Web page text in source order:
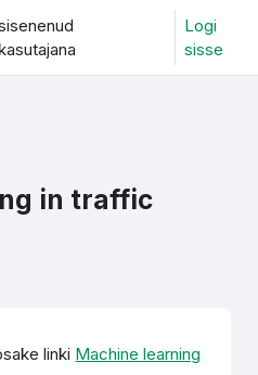
Logi
sisse
in traffic
linki Machine learning